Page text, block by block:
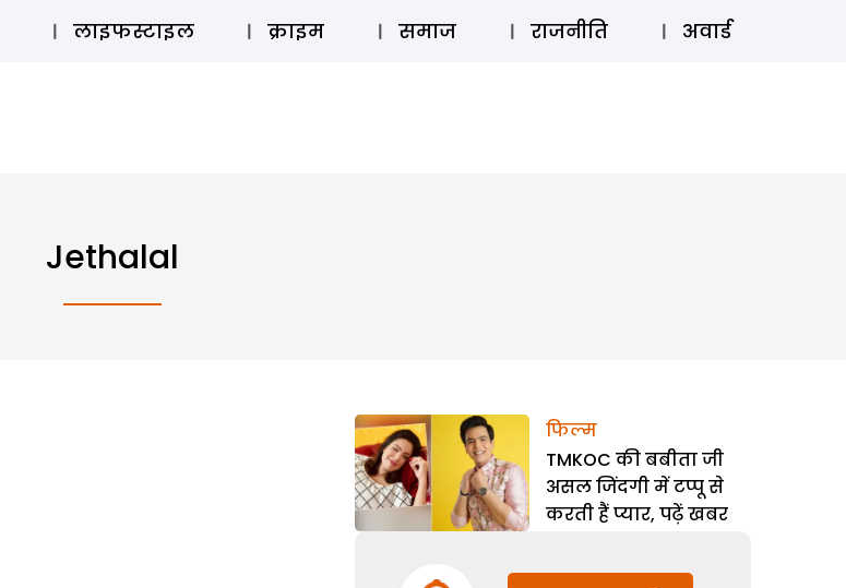
ऑडियो स्टोरी लॉग इन ⚲ SUBSCRIBE
लाइफस्टाइल क्राइम समाज राजनीति अवार्ड
Jethalal
फिल्म
TMKOC की बबीता जी
असल जिंदगी में टप्पू से
करती हैं प्यार, पढ़ें खबर